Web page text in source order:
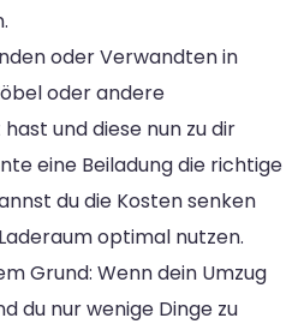
oder Verwandten in
oder andere
und diese nun zu dir
eine Beiladung die richtige
du die Kosten senken
optimal nutzen.
Grund: Wenn dein Umzug
du nur wenige Dinge zu